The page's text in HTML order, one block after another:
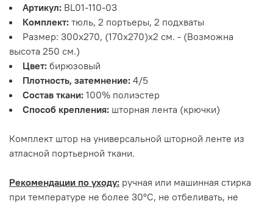
Артикул: BL01-110-03
Комплект: тюль, 2 портьеры, 2 подхваты
Размер: 300х270, (170х270)х2 см. - (Возможна
высота 250 см.)
Цвет: бирюзовый
Плотность, затемнение: 4/5
Состав ткани: 100% полиэстер
Способ крепления: шторная лента (крючки)
Комплект штор на универсальной шторной ленте из
атласной портьерной ткани.
Рекомендации по уходу: ручная или машинная стирка
при температуре не более 30°С, не отбеливать, не